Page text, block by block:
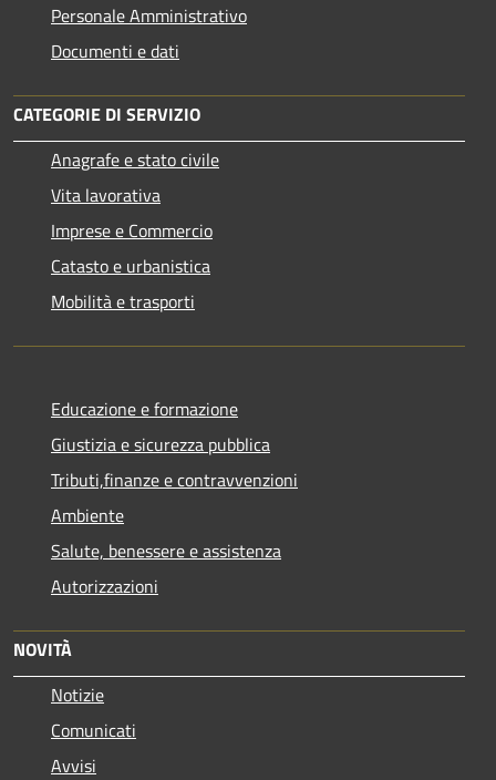
Personale Amministrativo
Documenti e dati
CATEGORIE DI SERVIZIO
Anagrafe e stato civile
Vita lavorativa
Imprese e Commercio
Catasto e urbanistica
Mobilità e trasporti
Educazione e formazione
Giustizia e sicurezza pubblica
Tributi,finanze e contravvenzioni
Ambiente
Salute, benessere e assistenza
Autorizzazioni
NOVITÀ
Notizie
Comunicati
Avvisi